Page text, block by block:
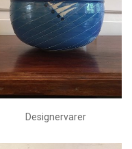
Designervarer